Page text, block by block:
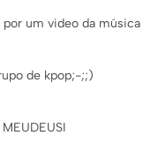
por um video da
de kpop;-;;)